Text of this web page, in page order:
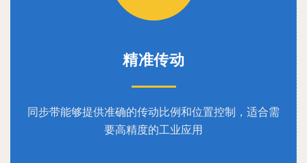
精准传动
同步带能够提供准确的传动比例和位置控制，适合需
要高精度的工业应用